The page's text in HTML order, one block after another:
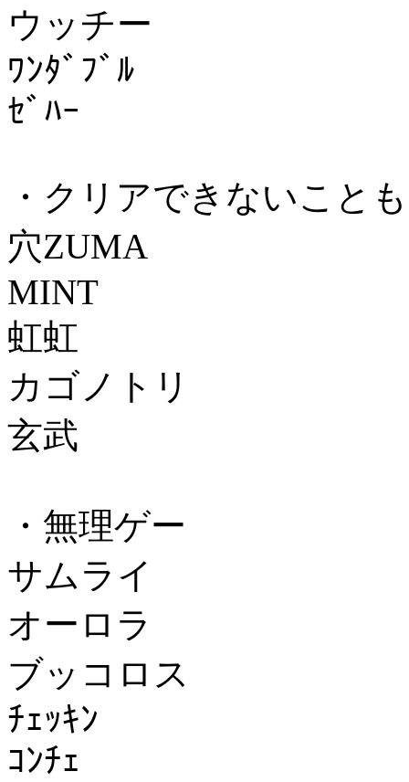
ウッチー
ﾜﾝﾀﾞﾌﾞﾙ
ｾﾞﾊｰ
・クリアできないこと
穴ZUMA
MINT
虹虹
カゴノトリ
玄武
・無理ゲー
サムライ
オーロラ
ブッコロス
ﾁｪｯｷﾝ
ｺﾝﾁｪ